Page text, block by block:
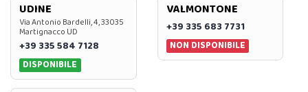
UDINE
Via Antonio Bardelli, 4, 33035
Martignacco UD
+39 335 584 7128
DISPONIBILE
VALMONTONE
+39 335 683 7731
NON DISPONIBILE